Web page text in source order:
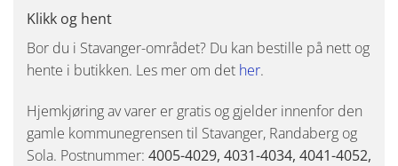
Klikk og hent
Bor du i Stavanger-området? Du kan bestille på nett og
hente i butikken. Les mer om det her.
Hjemkjøring av varer er gratis og gjelder innenfor den
gamle kommunegrensen til Stavanger, Randaberg og
Sola. Postnummer: 4005-4029, 4031-4034, 4041-4052,